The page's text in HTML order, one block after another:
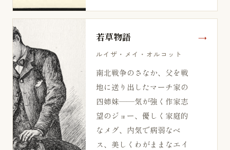
若草物語
ルイザ・メイ・オルコット
南北戦争のさなか、父を戦
地に送り出したマーチ家の
四姉妹——気が強く作家志
望のジョー、優しく家庭的
なメグ、内気で病弱なベ
ス、美しくわがままなエイ